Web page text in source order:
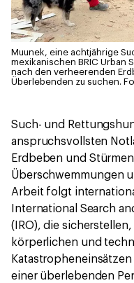
Muunek, eine achtjährige
mexikanischen BRIC Urban
nach den verheerenden
Überlebenden zu suchen.
Such- und
anspruchsvollsten
Erdbeben und
Überschwemmungen
Arbeit folgt
International Search
(IRO), die
körperlichen und
einer überlebenden